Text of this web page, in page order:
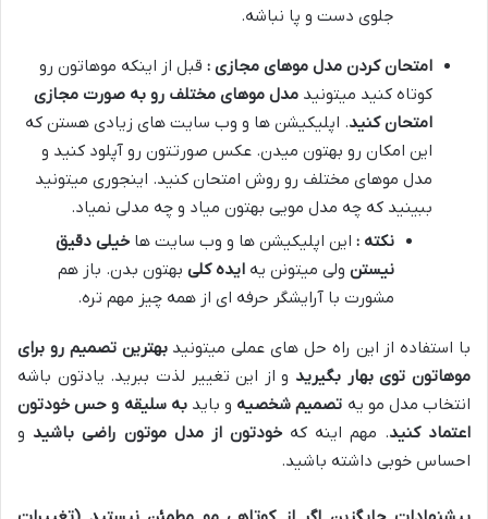
جلوی دست و پا نباشه.
امتحان کردن مدل موهای مجازی : قبل از اینکه موهاتون رو
کوتاه کنید میتونید مدل موهای مختلف رو به صورت مجازی
امتحان کنید. اپلیکیشن ها و وب سایت های زیادی هستن که
این امکان رو بهتون میدن. عکس صورتتون رو آپلود کنید و
مدل موهای مختلف رو روش امتحان کنید. اینجوری میتونید
ببینید که چه مدل مویی بهتون میاد و چه مدلی نمیاد.
نکته : این اپلیکیشن ها و وب سایت ها خیلی دقیق
نیستن ولی میتونن یه ایده کلی بهتون بدن. باز هم
مشورت با آرایشگر حرفه ای از همه چیز مهم تره.
با استفاده از این راه حل های عملی میتونیدبهترین تصمیم رو برای
موهاتون توی بهار بگیریدو از این تغییر لذت ببرید. یادتون باشه
انتخاب مدل مو یه تصمیم شخصیه و بایدبه سلیقه و حس خودتون
اعتماد کنید. مهم اینه که خودتون از مدل موتون راضی باشید و
احساس خوبی داشته باشید.